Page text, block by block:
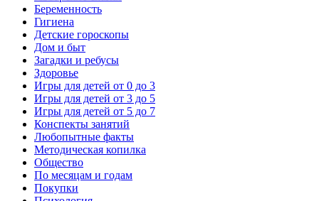
Беременность
Гигиена
Детские гороскопы
Дом и быт
Загадки и ребусы
Здоровье
Игры для детей от 0 до 3
Игры для детей от 3 до 5
Игры для детей от 5 до 7
Конспекты занятий
Любопытные факты
Методическая копилка
Общество
По месяцам и годам
Покупки